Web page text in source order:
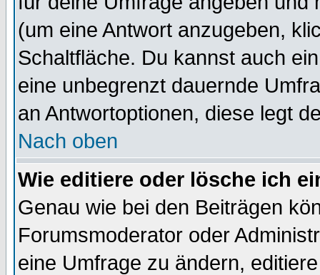
(um eine Antwort anzugeben,
Schaltfläche. Du kannst auch
eine unbegrenzt dauernde
an Antwortoptionen, diese legt
Nach oben
Wie editiere oder lösche ich
Genau wie bei den Beiträgen
Forumsmoderator oder
eine Umfrage zu ändern,